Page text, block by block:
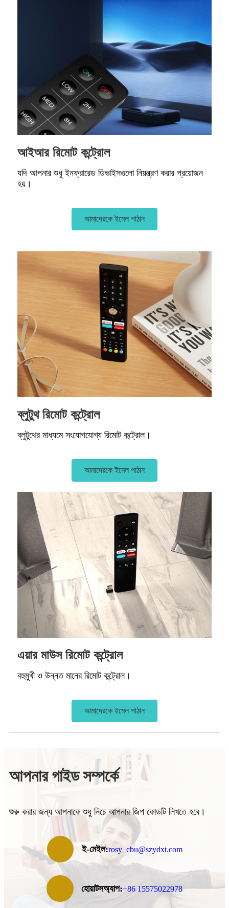
আইআর রিমোট কন্ট্রোল
যদি আপনার শুধু ইনফ্রারেড ডিভাইসগুলো নিয়ন্ত্রণ করার প্রয়োজন
হয়।
আমাদেরকে ইমেল পাঠান
ব্লুটুথ রিমোট কন্ট্রোল
ব্লুটুথের মাধ্যমে সংযোগযোগ্য রিমোট কন্ট্রোল।
আমাদেরকে ইমেল পাঠান
এয়ার মাউস রিমোট কন্ট্রোল
বহুমুখী ও উন্নত মানের রিমোট কন্ট্রোল।
আমাদেরকে ইমেল পাঠান
আপনার গাইড সম্পর্কে
শুরু করার জন্য আপনাকে শুধু নিচে আপনার জিপ কোডটি লিখতে হবে।
ই-মেইল:rosy_cbu@szydxt.com
হোয়াটসঅ্যাপ:+86 15575022978